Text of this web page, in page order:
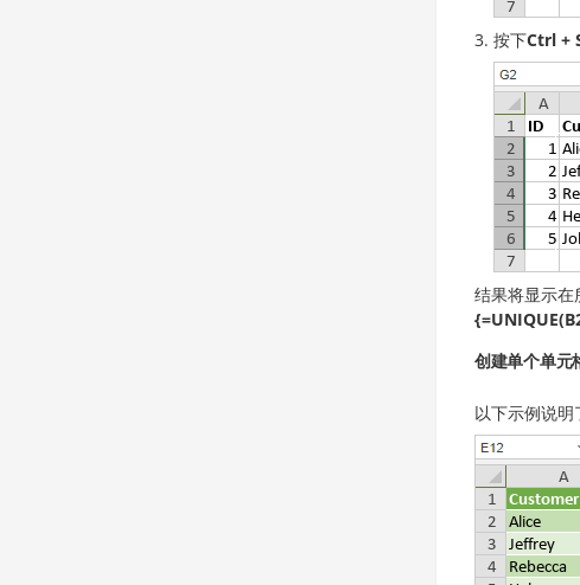
按下Ctrl +
结果将显示在
创建单个单元
以下示例说